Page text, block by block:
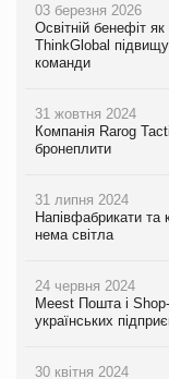
03 березня 2026
Освітній бенефіт
ThinkGlobal
команди
31 жовтня 2024
Компанія Rarog
бронеплити
31 липня 2024
Напівфабрикати та
нема світла
24 червня 2024
Meest Пошта і
українських
30 квітня 2024